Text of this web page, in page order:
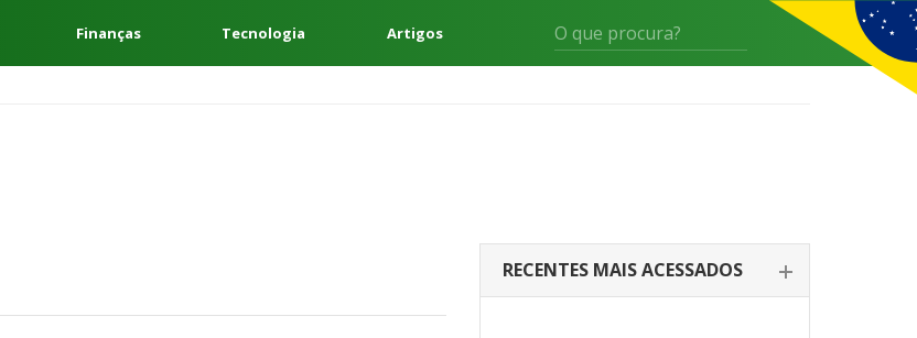
Finanças Tecnologia Artigos
RECENTES MAIS ACESSADOS